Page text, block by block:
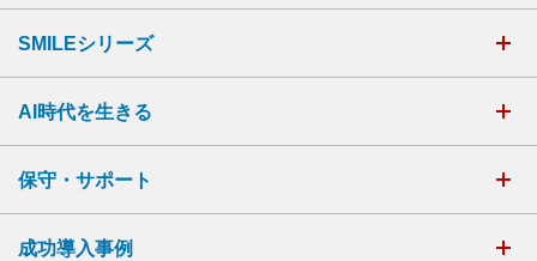
SMILEシリーズ
AI時代を生きる
保守・サポート
成功導入事例